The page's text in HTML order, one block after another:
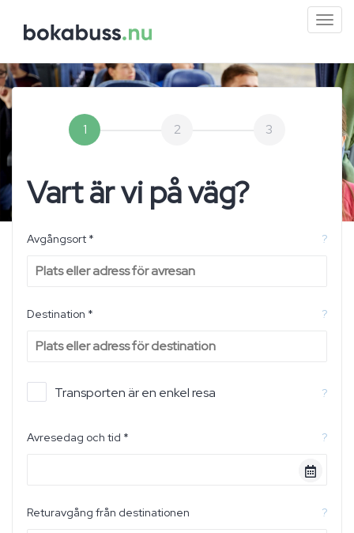
1 2 3
Vart är vi på väg?
Avgångsort * ?
Destination * ?
Transporten är en enkel resa ?
Avresedag och tid * ?
Returavgång från destinationen ?